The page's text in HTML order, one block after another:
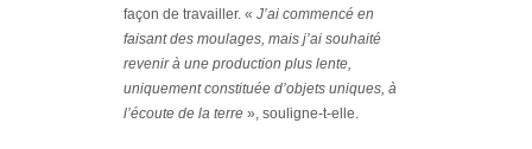
façon de travailler. « J’ai commencé en
faisant des moulages, mais j’ai souhaité
revenir à une production plus lente,
uniquement constituée d’objets uniques, à
l’écoute de la terre », souligne-t-elle.